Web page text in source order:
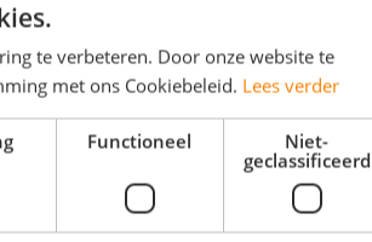
in een innovatieve en maatschappelijk
te verbeteren. Door onze website te
met ons Cookiebeleid. Lees verder
Functioneel
Niet-
geclassificeerd